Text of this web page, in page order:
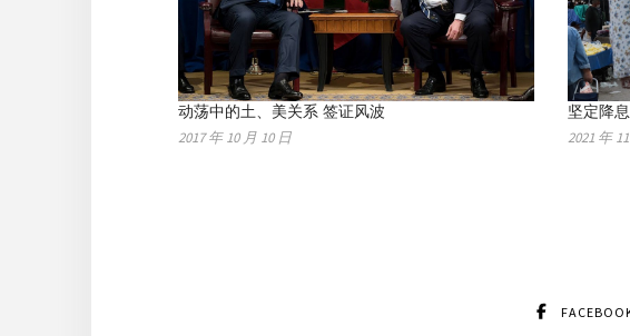
动荡中的土、美关系 签证风波
2017 年 10 月 10 日
坚定降
2021 年